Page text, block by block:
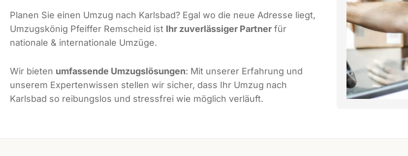
Planen Sie einen Umzug nach Karlsbad? Egal wo die neue Adresse liegt,
Umzugskönig Pfeiffer Remscheid ist Ihr zuverlässiger Partner für
nationale & internationale Umzüge.
Wir bieten umfassende Umzugslösungen: Mit unserer Erfahrung und
unserem Expertenwissen stellen wir sicher, dass Ihr Umzug nach
Karlsbad so reibungslos und stressfrei wie möglich verläuft.